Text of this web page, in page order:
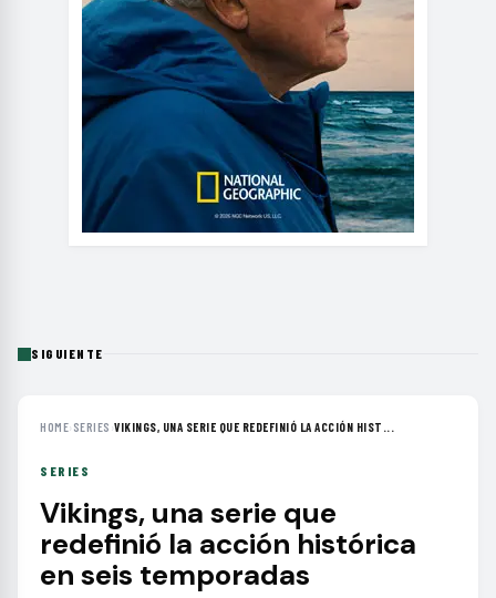
SIGUIENTE
HOME› SERIES ›VIKINGS, UNA SERIE QUE REDEFINIÓ LA ACCIÓN HIST...
SERIES
Vikings, una serie que
redefinió la acción histórica
en seis temporadas